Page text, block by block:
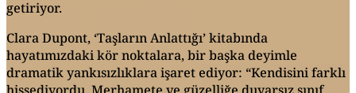
getiriyor.
Clara Dupont, ‘Taşların Anlattığı’ kitabında
hayatımızdaki kör noktalara, bir başka deyimle
dramatik yankısızlıklara işaret ediyor: “Kendisini farklı